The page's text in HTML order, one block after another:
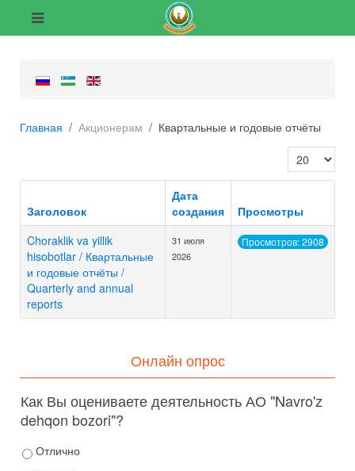
Главная Акционерам
Квартальные и годовые отчёты
Кол-во
Заголовок
Дата
создания
Просмотры
Choraklik va yillik
hisobotlar / Квартальные
и годовые отчёты /
Quarterly and annual
reports
31 июля
2026
Просмотров: 2908
Онлайн опрос
Как Вы оцениваете деятельность АО "Navro'z
dehqon bozori"?
Отлично